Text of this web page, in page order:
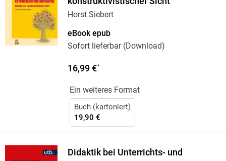
Horst Siebert
eBook epub
Sofort lieferbar (Download)
16,99 €*
Ein weiteres Format
Buch (kartoniert)
19,90 €
Didaktik bei Unterrichts- und